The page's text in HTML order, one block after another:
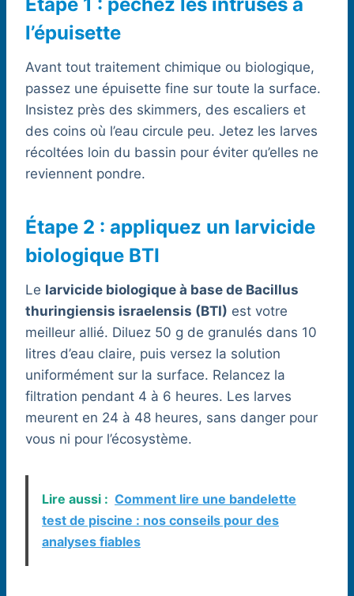
l’épuisette
Avant tout traitement chimique ou biologique,
passez une épuisette fine sur toute la surface.
Insistez près des skimmers, des escaliers et
des coins où l’eau circule peu. Jetez les larves
récoltées loin du bassin pour éviter qu’elles ne
reviennent pondre.
Étape 2 : appliquez un larvicide
biologique BTI
Le larvicide biologique à base de Bacillus
thuringiensis israelensis (BTI) est votre
meilleur allié. Diluez 50 g de granulés dans 10
litres d’eau claire, puis versez la solution
uniformément sur la surface. Relancez la
filtration pendant 4 à 6 heures. Les larves
meurent en 24 à 48 heures, sans danger pour
vous ni pour l’écosystème.
Lire aussi : Comment lire une bandelette
test de piscine : nos conseils pour des
analyses fiables